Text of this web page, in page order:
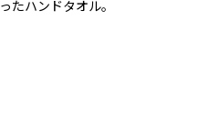
たハンドタオル。